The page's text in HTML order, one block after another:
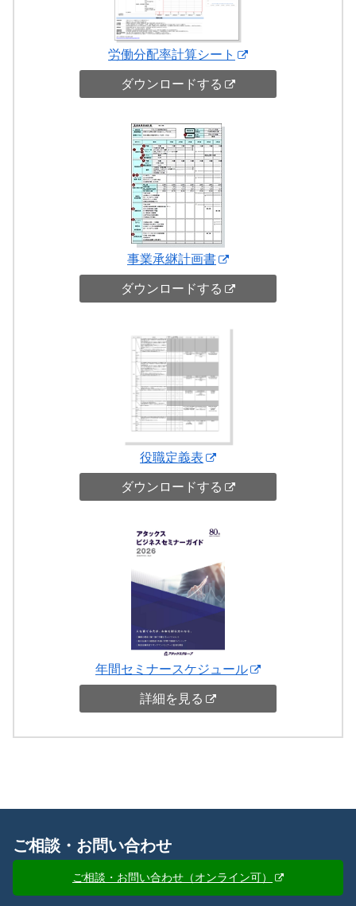
労働分配率計算シート
ダウンロードする
事業承継計画書
ダウンロードする
役職定義表
ダウンロードする
年間セミナースケジュール
詳細を見る
ご相談・お問い合わせ
ご相談・お問い合わせ（オンライン可）